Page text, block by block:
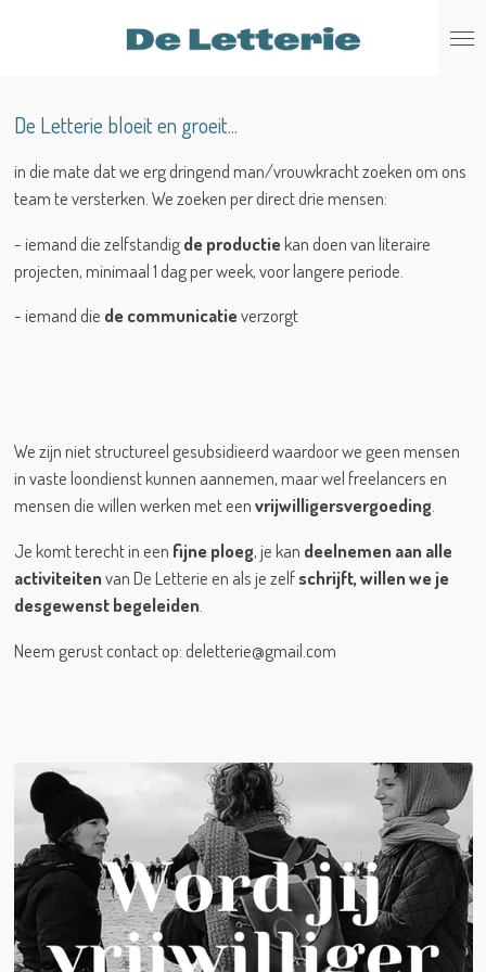
hoofdinhoud
De Letterie bloeit en groeit...
in die mate dat we erg dringend man/vrouwkracht zoeken om ons
team te versterken. We zoeken per direct drie mensen:
- iemand die zelfstandigde productiekan doen van literaire
projecten, minimaal 1 dag per week, voor langere periode.
- iemand die de communicatieverzorgt
We zijn niet structureel gesubsidieerd waardoor we geen mensen
in vaste loondienst kunnen aannemen, maar wel freelancers en
mensen die willen werken met eenvrijwilligersvergoeding.
Je komt terecht in een fijne ploeg, je kan deelnemen aan alle
activiteitenvan De Letterie en als je zelfschrijft, willen we je
desgewenst begeleiden.
Neem gerust contact op: deletterie@gmail.com